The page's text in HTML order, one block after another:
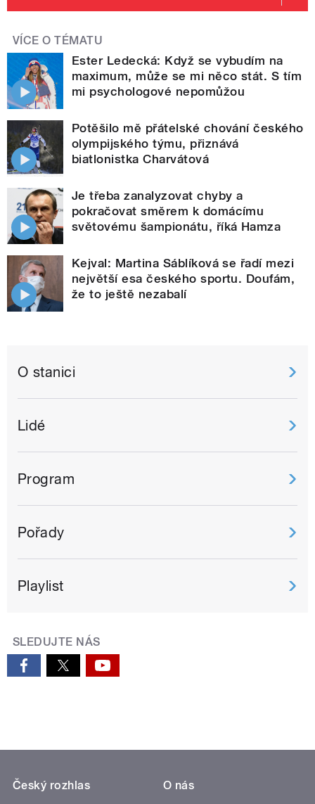
VÍCE O TÉMATU
Ester Ledecká: Když se vybudím na
maximum, může se mi něco stát. S tím
mi psychologové nepomůžou
Potěšilo mě přátelské chování českého
olympijského týmu, přiznává
biatlonistka Charvátová
Je třeba zanalyzovat chyby a
pokračovat směrem k domácímu
světovému šampionátu, říká Hamza
Kejval: Martina Sáblíková se řadí mezi
největší esa českého sportu. Doufám,
že to ještě nezabalí
O stanici
Lidé
Program
Pořady
Playlist
SLEDUJTE NÁS
Český rozhlas
O nás